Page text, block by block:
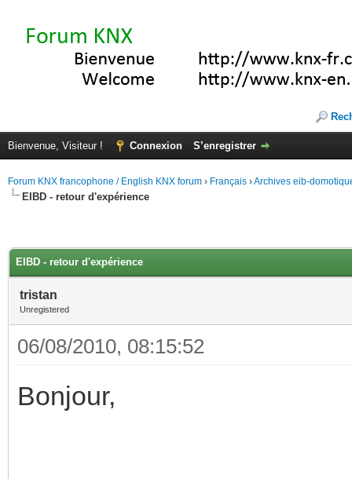
Bienvenue, Visiteur ! Connexion S’enregistrer
Forum KNX francophone / English KNX forum › Français ›Archives eib-
EIBD - retour d'expérience
EIBD - retour d'expérience
tristan
Unregistered
06/08/2010, 08:15:52
Bonjour,